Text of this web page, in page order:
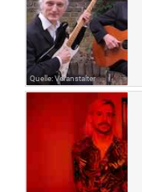
Quelle: Veranstalter